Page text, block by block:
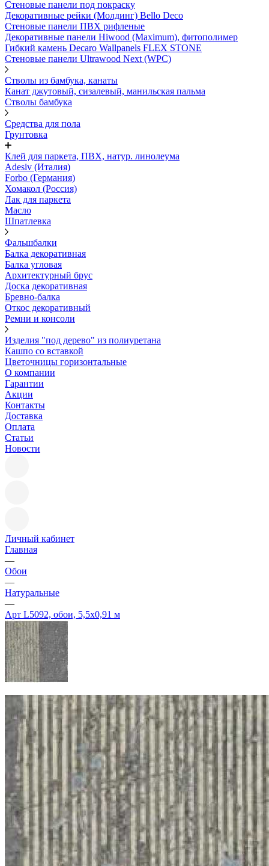
Стеновые панели под покраску
Декоративные рейки (Молдинг) Bello Deco
Стеновые панели ПВХ рифленыe
Декоративные панели Hiwood (Maximum), фитополимер
Гибкий камень Decaro Wallpanels FLEX STONE
Стеновые панели Ultrawood Next (WPC)
Стволы из бамбука, канаты
Канат джутовый, сизалевый, манильская пальма
Стволы бамбука
Средства для пола
Грунтовка
Клей для паркета, ПВХ, натур. линолеума
Adesiv (Италия)
Forbo (Германия)
Хомакол (Россия)
Лак для паркета
Масло
Шпатлевка
Фальшбалки
Балка декоративная
Балка угловая
Архитектурный брус
Доска декоративная
Бревно-балка
Откос декоративный
Ремни и консоли
Изделия "под дерево" из полиуретана
Кашпо со вставкой
Цветочницы горизонтальные
О компании
Гарантии
Акции
Контакты
Доставка
Оплата
Статьи
Новости
Личный кабинет
Главная
—
Обои
—
Натуральные
—
Арт L5092, обои, 5,5х0,91 м